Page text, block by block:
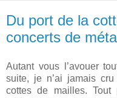
Du port de la
concerts de
Autant vous l’avouer
suite, je n’ai jamais cru
cottes de mailles. Tout